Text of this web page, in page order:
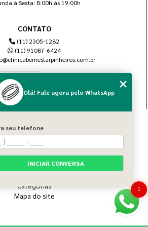
à Sexta: 8:00h às 19:00h
CONTATO
(11) 2305-1282
(11) 91087-6424
Home
Sobre nós
Blog
Serviços
Categorias
Mapa do site
1
Olá! Fale agora pelo WhatsApp
seu telefone
INICIAR CONVERSA